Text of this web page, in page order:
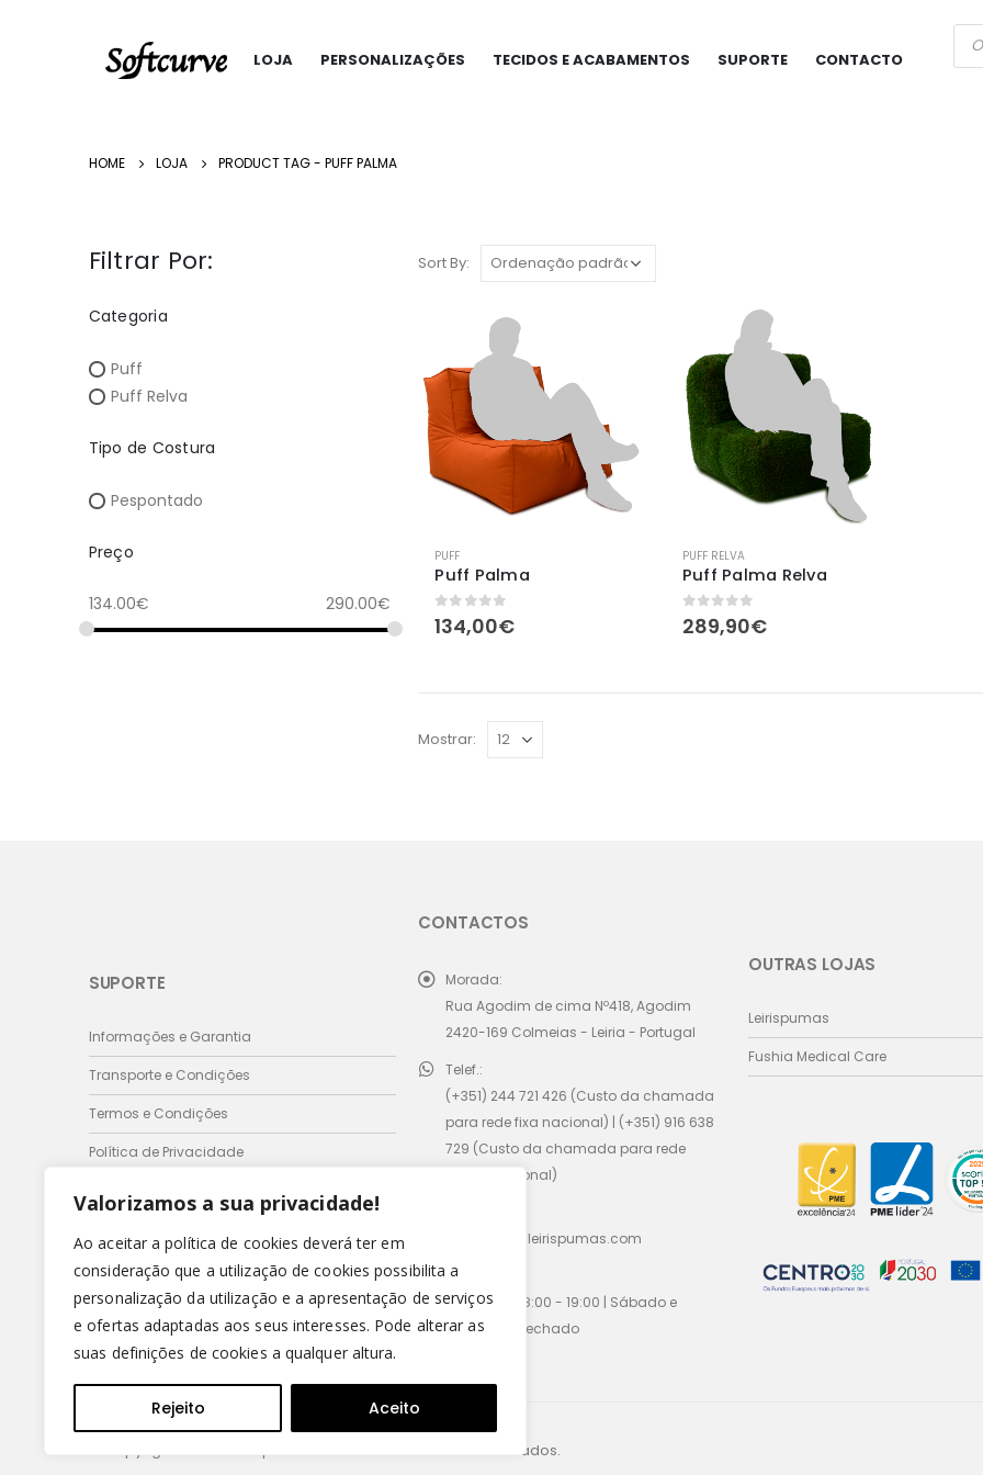
Valorizamos a sua privacidade!
Ao aceitar a política de cookies deverá ter em
consideração que a utilização de cookies possibilita a
personalização da utilização e a apresentação de serviços
e ofertas adaptadas aos seus interesses. Pode alterar as
suas definições de cookies a qualquer altura.
Rejeito Aceito
LOJA PERSONALIZAÇÕES TECIDOS E ACABAMENTOS SUPORTE CONTACTO
HOME LOJA PRODUCT TAG - PUFF PALMA
Sort By:
PUFF
Puff Palma
0out of 5
134,00€
PUFF RELVA
Puff Palma Relva
0 out of 5
289,90€
Mostrar:
Filtrar Por:
Categoria
Puff
Puff Relva
Tipo de Costura
Pespontado
Preço
134.00€ 290.00€
SUPORTE
Informações e Garantia
Transporte e Condições
Termos e Condições
Política de Privacidade
CONTACTOS
Morada:
Rua Agodim de cima Nº418, Agodim
2420-169 Colmeias - Leiria - Portugal
Telef.:
(+351) 244 721 426 (Custo da chamada
para rede fixa nacional) | (+351) 916 638
729 (Custo da chamada para rede
móvel nacional)
comercial@leirispumas.com
Horário:
Seg - Sex / 8:00 - 19:00 | Sábado e
Domingo / fechado
OUTRAS LOJAS
Leirispumas
Fushia Medical Care
© Copyright 2022 - Leirispumas Lda. Todos os direitos reservados.